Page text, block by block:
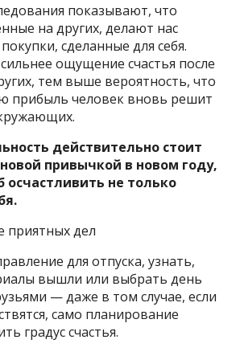
показывают, что
на других, делают нас
сделанные для себя.
ощущение счастья после
тем выше вероятность, что
прибыль человек вновь решит
действительно стоит
привычкой в новом году,
осчастливить не только
приятных дел
для отпуска, узнать,
вышли или выбрать день
— даже в том случае, если
само планирование
градус счастья.